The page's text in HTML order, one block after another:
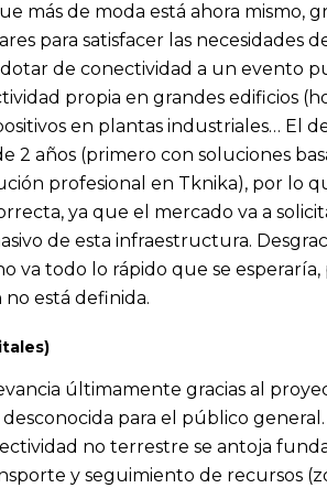
más de moda está ahora mismo,
para satisfacer las necesidades
de conectividad a un evento
propia en grandes edificios
en plantas industriales… El
2 años (primero con soluciones
profesional en Tknika), por lo
ya que el mercado va a
de esta infraestructura.
va todo lo rápido que se
no está definida.
últimamente gracias al
para el público
no terrestre se antoja
y seguimiento de recursos